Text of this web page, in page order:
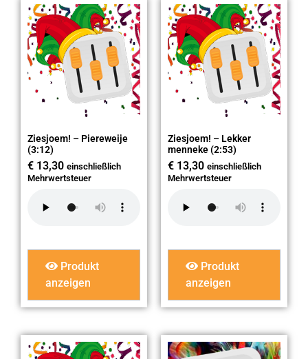
Ziesjoem! – Piereweije
(3:12)
€ 13,30 einschließlich
Mehrwertsteuer
Produkt
anzeigen
Ziesjoem! – Lekker
menneke (2:53)
€ 13,30 einschließlich
Mehrwertsteuer
Produkt
anzeigen